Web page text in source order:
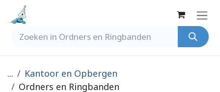
Overslaan naar inhoud
...
Kantoor en Opbergen
Ordners en Ringbanden